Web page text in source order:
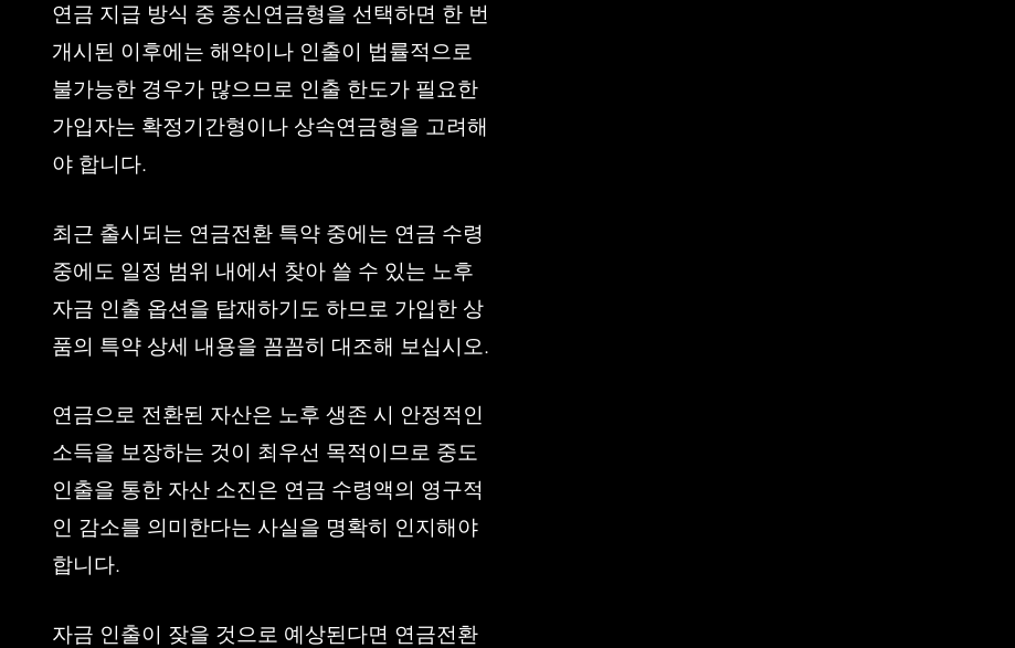
연금 지급 방식 중 종신연금형을 선택하면 한 번
개시된 이후에는 해약이나 인출이 법률적으로
불가능한 경우가 많으므로 인출 한도가 필요한
가입자는 확정기간형이나 상속연금형을 고려해
야 합니다.
최근 출시되는 연금전환 특약 중에는 연금 수령
중에도 일정 범위 내에서 찾아 쓸 수 있는 노후
자금 인출 옵션을 탑재하기도 하므로 가입한 상
품의 특약 상세 내용을 꼼꼼히 대조해 보십시오.
연금으로 전환된 자산은 노후 생존 시 안정적인
소득을 보장하는 것이 최우선 목적이므로 중도
인출을 통한 자산 소진은 연금 수령액의 영구적
인 감소를 의미한다는 사실을 명확히 인지해야
합니다.
자금 인출이 잦을 것으로 예상된다면 연금전환